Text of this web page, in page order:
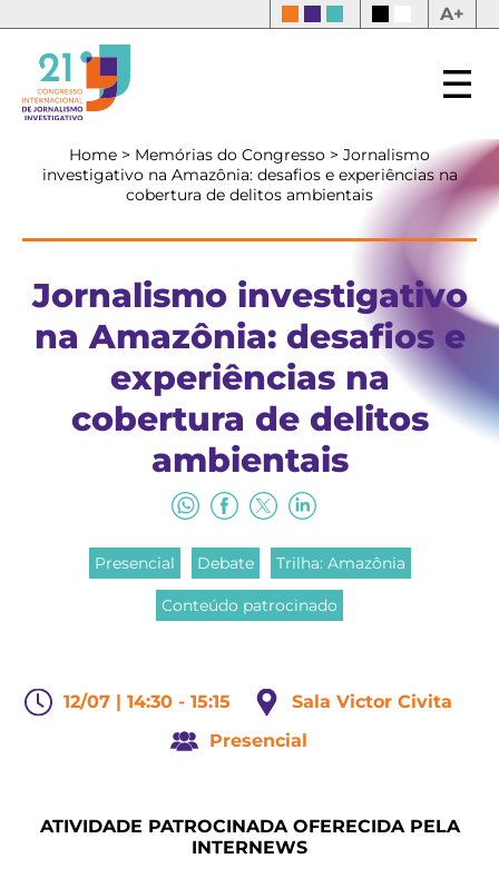
A+
Home > Memórias do Congresso > Jornalismo
investigativo na Amazônia: desafios e experiências na
cobertura de delitos ambientais
Jornalismo investigativo
na Amazônia: desafios e
experiências na
cobertura de delitos
ambientais
Presencial Debate Trilha: Amazônia
Conteúdo patrocinado
12/07 | 14:30 - 15:15
Sala Victor Civita
Presencial
ATIVIDADE PATROCINADA OFERECIDA PELA
INTERNEWS